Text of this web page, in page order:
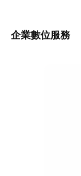
企業數位服務